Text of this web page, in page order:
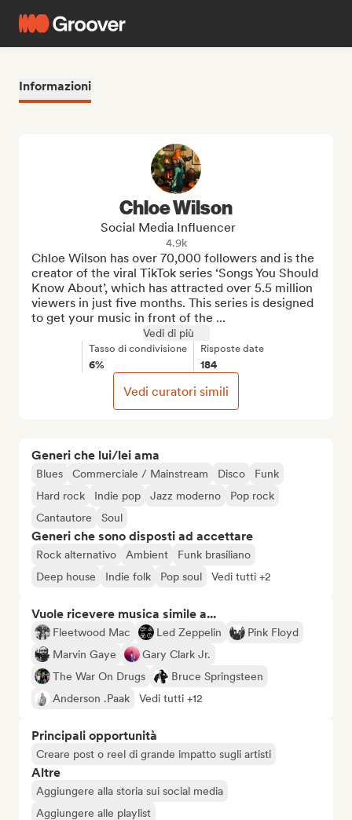
Informazioni
Generi che lui/lei ama
Blues Commerciale / Mainstream Disco
Funk
Hard rock
Indie pop Jazz moderno
Pop rock
Cantautore
Soul
Generi che sono disposti ad accettare
Rock alternativo Ambient
Funk brasiliano
Deep house
Indie folk Pop soul Vedi tutti +2
Vuole ricevere musica simile a...
Fleetwood Mac Led Zeppelin
Pink Floyd
Marvin Gaye
Gary Clark Jr.
The War On Drugs
Bruce Springsteen
Anderson .Paak
Vedi tutti +12
Principali opportunità
Creare post o reel di grande impatto sugli artisti
Altre
Aggiungere alla storia sui social media
Aggiungere alle playlist
Chloe Wilson
Social Media Influencer
4.9k
Chloe Wilson has over 70,000 followers and is the
creator of the viral TikTok series ‘Songs You Should
Know About’, which has attracted over 5.5 million
viewers in just five months. This series is designed
to get your music in front of the ...
Vedi di più
Tasso di condivisione
6%
Risposte date
184
Vedi curatori simili